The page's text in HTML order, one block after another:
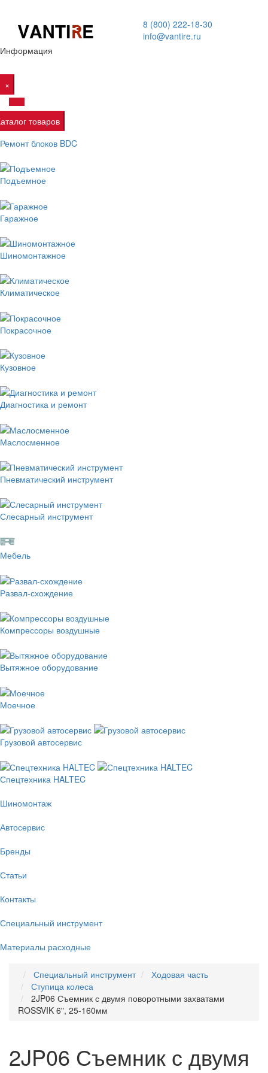
8 (800) 222-18-30
info@vantire.ru
Информация
×
товаров
Ремонт блоков BDC
Подъемное
Гаражное
Шиномонтажное
Климатическое
Покрасочное
Кузовное
Диагностика и ремонт
Маслосменное
Пневматический инструмент
Слесарный инструмент
Мебель
Развал-схождение
Компрессоры воздушные
Вытяжное оборудование
Моечное
Грузовой автосервис
Спецтехника HALTEC
Шиномонтаж
Автосервис
Бренды
Статьи
Контакты
Специальный инструмент
Материалы расходные
Специальный инструмент
Ходовая часть
Ступица колеса
2JP06 Съемник с двумя поворотными захватами
ROSSVIK 6", 25-160мм
2JP06 Съемник с двумя